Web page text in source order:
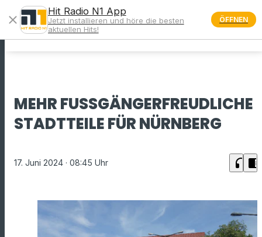
menu
MEHR FUSSGÄNGERFREUDLICHE S
TADTTEILE FÜR NÜRNBERG
17. Juni 2024 · 08:45 Uhr headphones chrome_reader_mode
close
Hit Radio N1 App
Jetzt installieren und höre die besten
aktuellen Hits!
ÖFFNEN